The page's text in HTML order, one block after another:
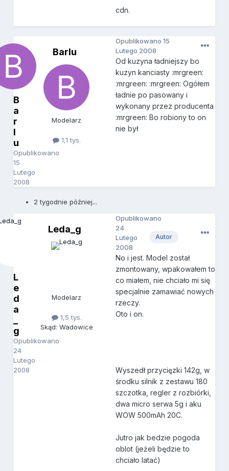
cdn.
B
a
r
l
u
Opublikowano
15
Lutego
2008
Barlu
Modelarz
1,1 tys.
Opublikowano15
Lutego 2008
Od kuzyna ładniejszy bo
kuzyn kanciasty :mrgreen:
:mrgreen: :mrgreen: Ogółem
ładnie po pasowany i
wykonany przez producenta
:mrgreen: Bo robiony to on
nie był
2 tygodnie później...
L
e
d
a
g
Opublikowano
24
Lutego
2008
Leda_g
Modelarz
1,5 tys.
Skąd: Wadowice
Autor
Opublikowano
24
Lutego
2008
No i jest. Model został
zmontowany, wpakowałem to
co miałem, nie chciało mi się
specjalnie zamawiać nowych
rzeczy.
Oto i on.
Wyszedł przycięzki 142g, w
środku silnik z zestawu 180
szczotka, regler z rozbiórki,
dwa micro serwa 5g i aku
WOW 500mAh 20C.
Jutro jak bedzie pogoda
oblot (jeżeli będzie to
chciało latać)